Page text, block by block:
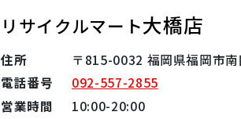
リサイクルマート大橋店
住所
〒815-0032 福岡県福岡市
電話番号
092-557-2855
営業時間
10:00-20:00